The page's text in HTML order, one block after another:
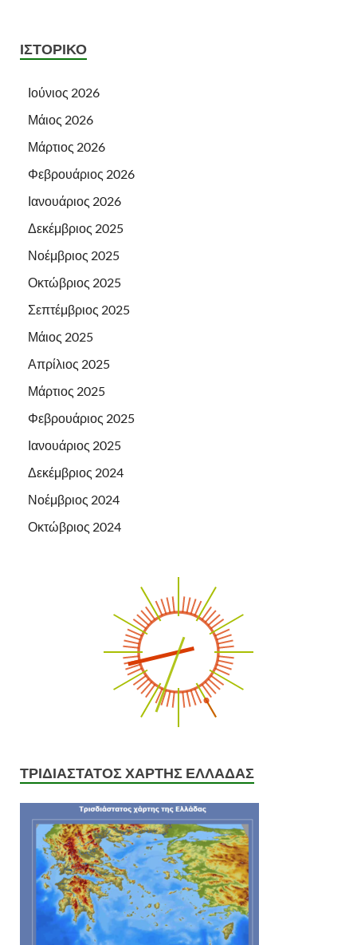
ΙΣΤΟΡΙΚΌ
Ιούνιος 2026
Μάιος 2026
Μάρτιος 2026
Φεβρουάριος 2026
Ιανουάριος 2026
Δεκέμβριος 2025
Νοέμβριος 2025
Οκτώβριος 2025
Σεπτέμβριος 2025
Μάιος 2025
Απρίλιος 2025
Μάρτιος 2025
Φεβρουάριος 2025
Ιανουάριος 2025
Δεκέμβριος 2024
Νοέμβριος 2024
Οκτώβριος 2024
ΤΡΙΔΙΑΣΤΑΤΟΣ ΧΑΡΤΗΣ ΕΛΛΑΔΑΣ